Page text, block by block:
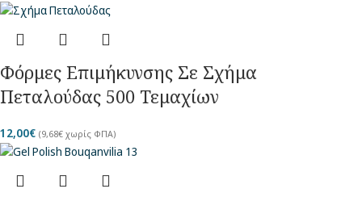
Φόρμες Επιμήκυνσης Σε Σχήμα
Πεταλούδας 500 Τεμαχίων
12,00€ (9,68€ χωρίς ΦΠΑ)